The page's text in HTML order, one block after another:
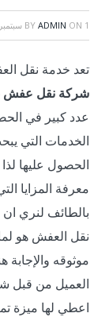
BY ADMIN ON 1 سبتمبر، 2019
تعد خدمة نقل
شركة نقل عفش
عدد كبير في
الخدمات التي
الحصول عليها
معرفة المزايا
بالطائف لنري
نقل العفش هو
موثوقه
العميل من قبل
اعطي لها ميزة